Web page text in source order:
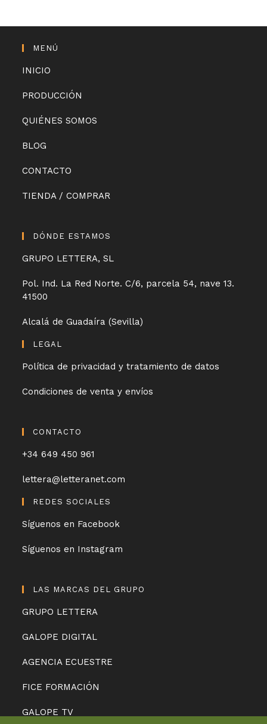
MENÚ
INICIO
PRODUCCIÓN
QUIÉNES SOMOS
BLOG
CONTACTO
TIENDA / COMPRAR
DÓNDE ESTAMOS
GRUPO LETTERA, SL
Pol. Ind. La Red Norte. C/6, parcela 54, nave 13.
41500
Alcalá de Guadaíra (Sevilla)
LEGAL
Política de privacidad y tratamiento de datos
Condiciones de venta y envíos
CONTACTO
+34 649 450 961
lettera@letteranet.com
REDES SOCIALES
Síguenos en Facebook
Síguenos en Instagram
LAS MARCAS DEL GRUPO
GRUPO LETTERA
GALOPE DIGITAL
AGENCIA ECUESTRE
FICE FORMACIÓN
GALOPE TV